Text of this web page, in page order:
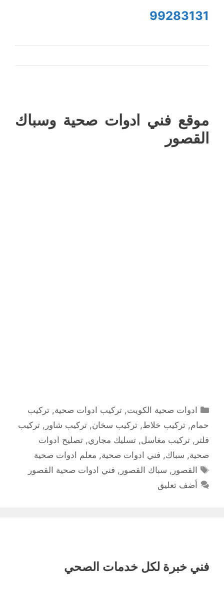
99283131
موقع فني ادوات صحية وسباك
القصور
التصنيفات
ادوات صحية الكويت,تركيب ادوات صحية,تركيب
حمام, تركيب خلاط, تركيب سخان, تركيب شاور , تركيب
فلتر , تركيب مغاسل, تسليك مجاري, تصليح ادوات
صحية, سباك, فني ادوات صحية, معلم ادوات صحية
الوسوم
القصور , سباك القصور , فني ادوات صحية القصور
أضف تعليق
فني خبرة لكل خدمات الصحي